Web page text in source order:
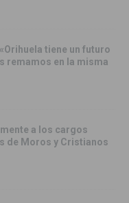
tiene un futuro
remamos en la misma
a los cargos
de Moros y Cristianos